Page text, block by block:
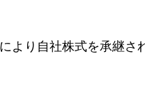
より自社株式を承継さ